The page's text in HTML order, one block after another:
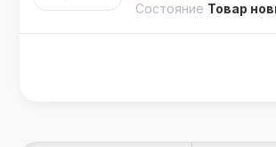
Состояние Товар